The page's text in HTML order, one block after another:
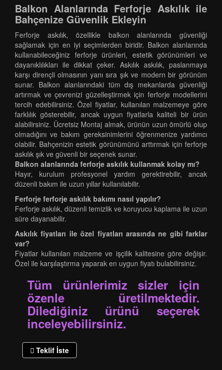
Balkon Alanlarında Ferforje Askılık ile
Bahçenize Güvenlik Ekleyin
Ferforje askılık, özellikle balkon alanlarında güvenliği
sağlamak için en iyi seçimlerden biridir. Balkon alanlarında
kullanabileceğiniz ferforje ürünleri, estetik görünümleri ve
dayanıklılıkları ile dikkat çeker. Askılık askılık, paslanmaya
karşı dirençli olmasının yanı sıra şık ve modern bir görünüm
sunar. Balkon alanlarındaki tüm dış mekanlarda güvenliği
artırmak ve çevrenizi güzelleştirmek için ferforje modellerini
tercih edebilirsiniz. Özel fiyatlar, kullanılan malzemeye göre
farklılık gösterebilir, ancak uygun fiyatlarla kaliteli bir ürün
alabilirsiniz. Ücretsiz Montaj almak, ürünün uzun ömürlü olup
olmadığını ve bakım gereksinimlerini öğrenmenize yardımcı
olabilir. Bahçenizin estetik görünümünü arttırmak için ferforje
askılık şık ve güvenli bir seçenek sunar.
Balkon alanlarında ferforje askılık kullanmak kolay mı?
Hayır, kurulum profesyonel yardım gerektirebilir, ancak
düzenli bakım ile uzun yıllar kullanılabilir.
Ferforje ferforje askılık bakımı nasıl yapılır?
Ferforje askılık, düzenli temizlik ve koruyucu kaplama ile uzun
süre dayanabilir.
Askılık fiyatları ile özel fiyatları arasında ne gibi farklar
var?
Fiyatlar kullanılan malzeme ve işçilik kalitesine göre değişir.
Özel ile karşılaştırma yaparak en uygun fiyatı bulabilirsiniz.
Tüm ürünlerimiz sizler için
özenle üretilmektedir.
Dilediğiniz ürünü seçerek
inceleyebilirsiniz.
Teklif İste